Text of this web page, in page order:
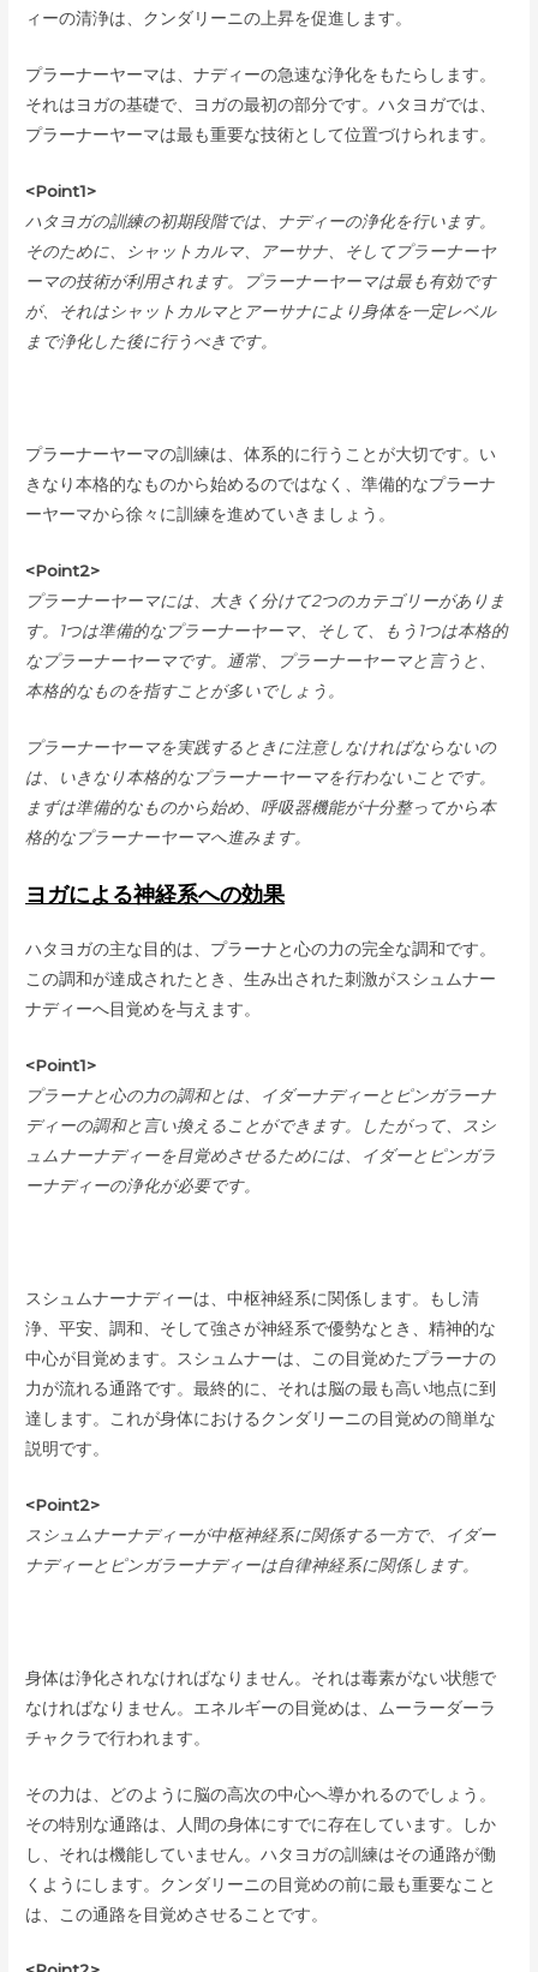
ィーの清浄は、クンダリーニの上昇を促進します。
プラーナーヤーマは、ナディーの急速な浄化をもたらします。
それはヨガの基礎で、ヨガの最初の部分です。ハタヨガでは、
プラーナーヤーマは最も重要な技術として位置づけられます。
<Point1>
ハタヨガの訓練の初期段階では、ナディーの浄化を行います。
そのために、シャットカルマ、アーサナ、そしてプラーナーヤ
ーマの技術が利用されます。プラーナーヤーマは最も有効です
が、それはシャットカルマとアーサナにより身体を一定レベル
まで浄化した後に行うべきです。
プラーナーヤーマの訓練は、体系的に行うことが大切です。い
きなり本格的なものから始めるのではなく、準備的なプラーナ
ーヤーマから徐々に訓練を進めていきましょう。
<Point2>
プラーナーヤーマには、大きく分けて2つのカテゴリーがありま
す。1つは準備的なプラーナーヤーマ、そして、もう1つは本格的
なプラーナーヤーマです。通常、プラーナーヤーマと言うと、
本格的なものを指すことが多いでしょう。
プラーナーヤーマを実践するときに注意しなければならないの
は、いきなり本格的なプラーナーヤーマを行わないことです。
まずは準備的なものから始め、呼吸器機能が十分整ってから本
格的なプラーナーヤーマへ進みます。
ヨガによる神経系への効果
ハタヨガの主な目的は、プラーナと心の力の完全な調和です。
この調和が達成されたとき、生み出された刺激がスシュムナー
ナディーへ目覚めを与えます。
<Point1>
プラーナと心の力の調和とは、イダーナディーとピンガラーナ
ディーの調和と言い換えることができます。したがって、スシ
ュムナーナディーを目覚めさせるためには、イダーとピンガラ
ーナディーの浄化が必要です。
スシュムナーナディーは、中枢神経系に関係します。もし清
浄、平安、調和、そして強さが神経系で優勢なとき、精神的な
中心が目覚めます。スシュムナーは、この目覚めたプラーナの
力が流れる通路です。最終的に、それは脳の最も高い地点に到
達します。これが身体におけるクンダリーニの目覚めの簡単な
説明です。
<Point2>
スシュムナーナディーが中枢神経系に関係する一方で、イダー
ナディーとピンガラーナディーは自律神経系に関係します。
身体は浄化されなければなりません。それは毒素がない状態で
なければなりません。エネルギーの目覚めは、ムーラーダーラ
チャクラで行われます。
その力は、どのように脳の高次の中心へ導かれるのでしょう。
その特別な通路は、人間の身体にすでに存在しています。しか
し、それは機能していません。ハタヨガの訓練はその通路が働
くようにします。クンダリーニの目覚めの前に最も重要なこと
は、この通路を目覚めさせることです。